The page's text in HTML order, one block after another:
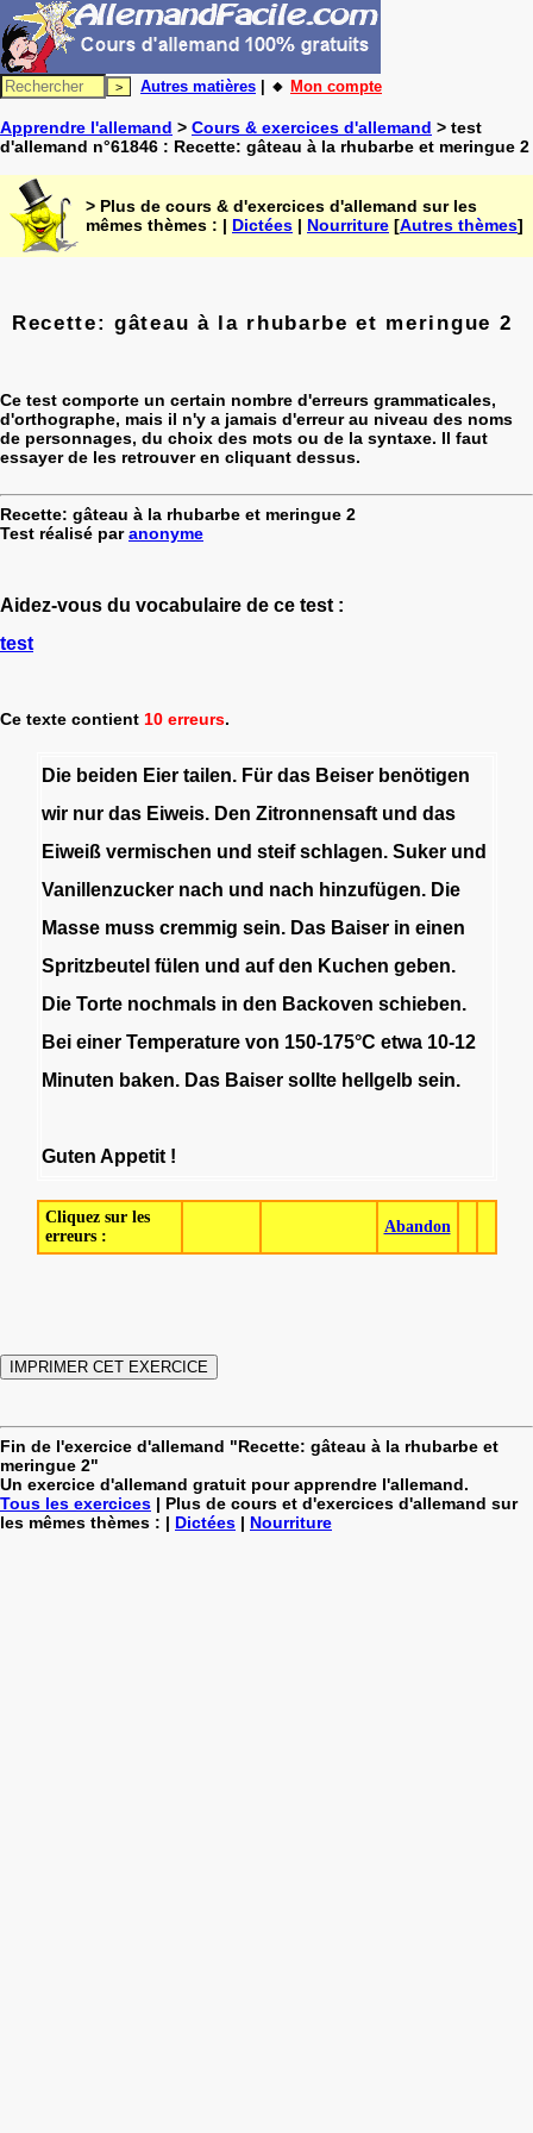
Autres matières | 🔸 Mon compte
Apprendre l'allemand > Cours & exercices d'allemand > test
d'allemand n°61846 : Recette: gâteau à la rhubarbe et meringue 2
> Plus de cours & d'exercices d'allemand sur les
mêmes thèmes : | Dictées | Nourriture [Autres thèmes]
Recette: gâteau à la rhubarbe et meringue 2
Ce test comporte un certain nombre d'erreurs grammaticales,
d'orthographe, mais il n'y a jamais d'erreur au niveau des noms
de personnages, du choix des mots ou de la syntaxe. Il faut
essayer de les retrouver en cliquant dessus.
Recette: gâteau à la rhubarbe et meringue 2
Test réalisé paranonyme
Aidez-vous du vocabulaire de ce test :
test
Ce texte contient 10 erreurs.
Die beiden Eier tailen. Für das Beiser benötigen
wir nur das Eiweis. Den Zitronnensaft und das
Eiweiß vermischen und steif schlagen. Suker und
Vanillenzucker nach und nach hinzufügen. Die
Masse muss cremmig sein. Das Baiser in einen
Spritzbeutel fülen und auf den Kuchen geben.
Die Torte nochmals in den Backoven schieben.
Bei einer Temperature von 150-175°C etwa 10-12
Minuten baken. Das Baiser sollte hellgelb sein.
Guten Appetit !
Cliquez sur les
erreurs :
Abandon
Fin de l'exercice d'allemand "Recette: gâteau à la rhubarbe et
meringue 2"
Un exercice d'allemand gratuit pour apprendre l'allemand.
Tous les exercices | Plus de cours et d'exercices d'allemand sur
les mêmes thèmes : | Dictées | Nourriture